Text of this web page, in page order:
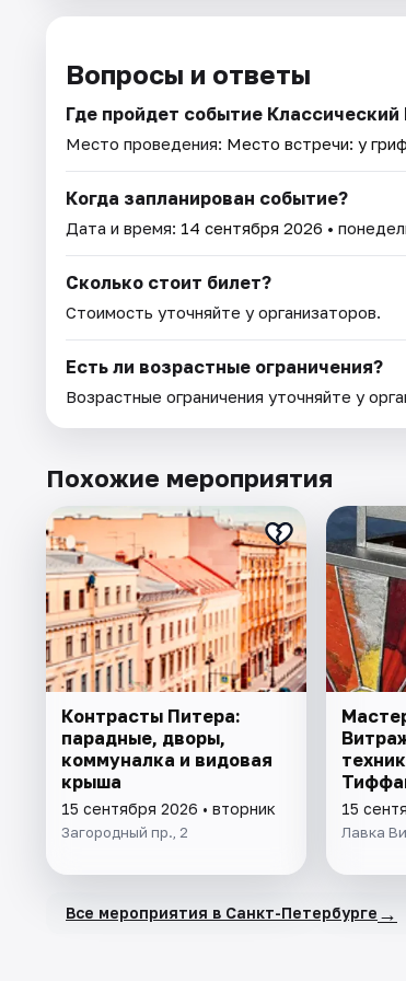
Вопросы и ответы
Где пройдет событие
Место проведения: Место встречи: у
Когда запланирован событие?
Дата и время: 14 сентября 2026 •
Сколько стоит билет?
Стоимость уточняйте у организаторов.
Есть ли возрастные ограничения?
Возрастные ограничения уточняйте у
Похожие мероприятия
Контрасты Питера:
парадные, дворы,
коммуналка и видовая
крыша
15 сентября 2026 • вторник
Загородный пр., 2
15
Лавка
Все мероприятия в Санкт-Петербурге →